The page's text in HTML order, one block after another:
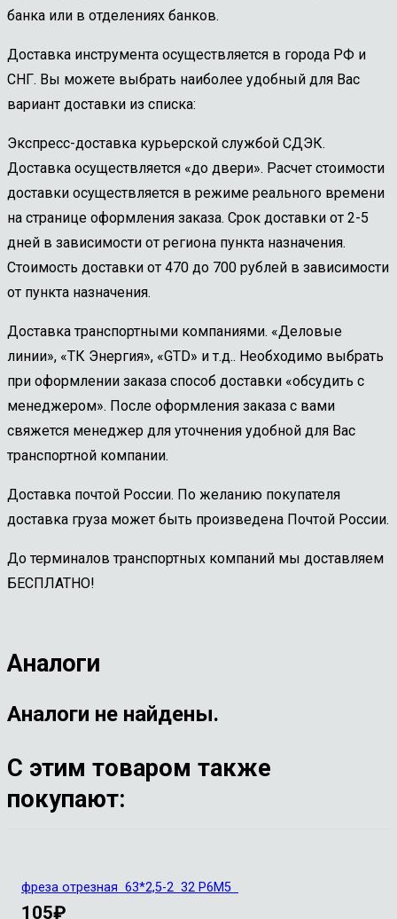
банка или в отделениях банков.
Доставка инструмента осуществляется в города РФ и
СНГ. Вы можете выбрать наиболее удобный для Вас
вариант доставки из списка:
Экспресс-доставка курьерской службой СДЭК.
Доставка осуществляется «до двери». Расчет стоимости
доставки осуществляется в режиме реального времени
на странице оформления заказа. Срок доставки от 2-5
дней в зависимости от региона пункта назначения.
Стоимость доставки от 470 до 700 рублей в зависимости
от пункта назначения.
Доставка транспортными компаниями. «Деловые
линии», «ТК Энергия», «GTD» и т.д.. Необходимо выбрать
при оформлении заказа способ доставки «обсудить с
менеджером». После оформления заказа с вами
свяжется менеджер для уточнения удобной для Вас
транспортной компании.
Доставка почтой России. По желанию покупателя
доставка груза может быть произведена Почтой России.
До терминалов транспортных компаний мы доставляем
БЕСПЛАТНО!
Аналоги
Аналоги не найдены.
С этим товаром также
покупают:
фреза отрезная 63*2,5-2 32 Р6М5
105₽